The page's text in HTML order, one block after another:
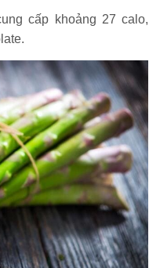
cấp khoảng 27 calo,